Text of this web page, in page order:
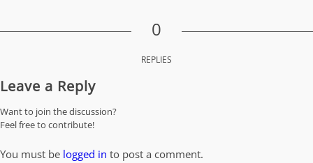
0
REPLIES
Leave a Reply
Want to join the discussion?
Feel free to contribute!
You must be logged in to post a comment.